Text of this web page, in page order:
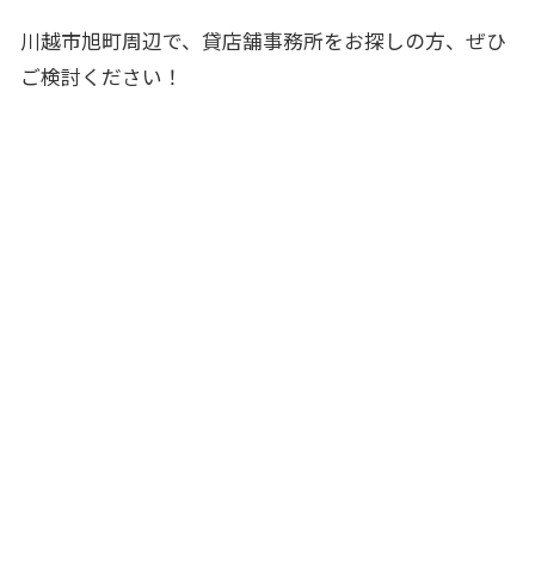
川越市旭町周辺で、貸店舗事務所をお探しの方、ぜひ
ご検討ください！